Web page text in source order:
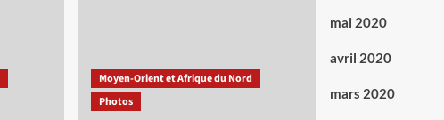
Moyen-Orient et Afrique du Nord
Photos
mai 2020
avril 2020
mars 2020